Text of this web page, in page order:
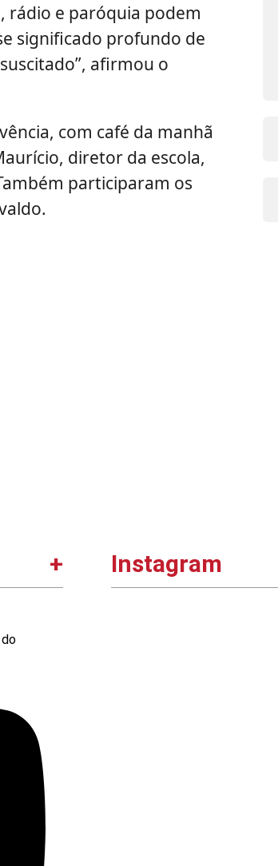
rádio e paróquia podem
significado profundo de
afirmou o
com café da manhã
diretor da escola,
participaram os
Instagram